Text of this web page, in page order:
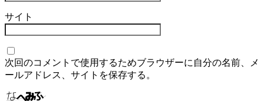
サイト
次回のコメントで使用するためブラウザーに自分の名前、メ
ールアドレス、サイトを保存する。